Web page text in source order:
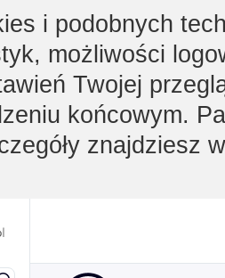
i podobnych
możliwości
Twojej
końcowym.
znajdziesz